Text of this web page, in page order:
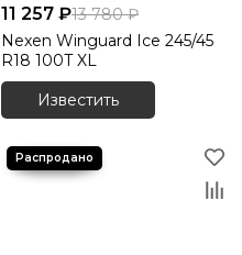
11 257 ₽13 780 ₽
Nexen Winguard Ice 245/45
R18 100T XL
Известить